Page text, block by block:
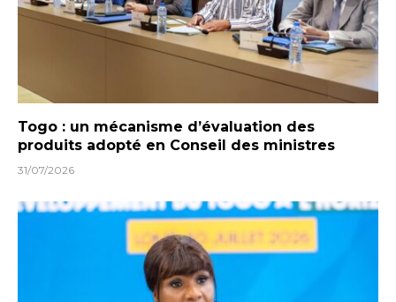
Togo : un mécanisme d’évaluation des
produits adopté en Conseil des ministres
31/07/2026